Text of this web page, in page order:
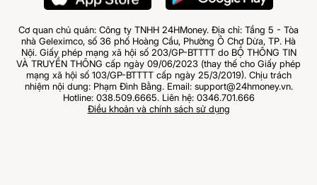
Cơ quan chủ quản: Công ty TNHH 24HMoney. Địa chỉ: Tầng 5 - Tòa
nhà Geleximco, số 36 phố Hoàng Cầu, Phường Ô Chợ Dừa, TP. Hà
Nội. Giấy phép mạng xã hội số 203/GP-BTTTT do BỘ THÔNG TIN
VÀ TRUYỀN THÔNG cấp ngày 09/06/2023 (thay thế cho Giấy phép
mạng xã hội số 103/GP-BTTTT cấp ngày 25/3/2019). Chịu trách
nhiệm nội dung: Phạm Đình Bằng. Email: support@24hmoney.vn.
Hotline: 038.509.6665. Liên hệ: 0346.701.666
Điều khoản và chính sách sử dụng